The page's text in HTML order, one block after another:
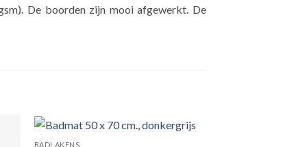
De boorden zijn mooi afgewerkt. De
BADLAKENS